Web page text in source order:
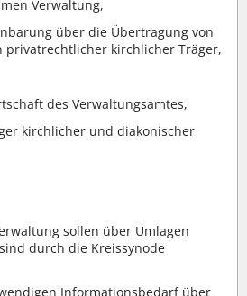
Verwaltung,
über die Übertragung von
privatrechtlicher kirchlicher Träger,
des Verwaltungsamtes,
kirchlicher und diakonischer
sollen über Umlagen
durch die Kreissynode
Informationsbedarf über